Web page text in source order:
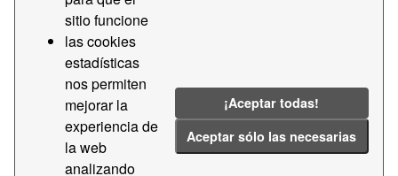
sitio funcione
las cookies
estadísticas
nos permiten
mejorar la
experiencia de
la web
analizando
¡Aceptar todas!
Aceptar sólo las necesarias
1 conjunto de datos encontrado
2011
Guía
Filter Results